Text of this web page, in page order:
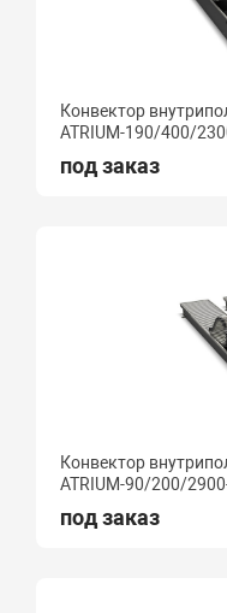
Конвектор
ATRIUM-190/400/
под заказ
Конвектор
ATRIUM-90/200/
под заказ